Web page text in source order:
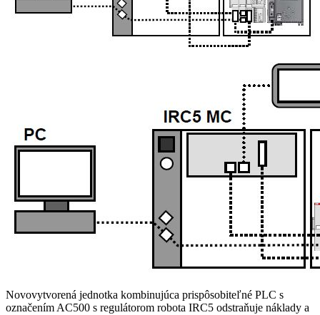
Novovytvorená jednotka kombinujúca prispôsobiteľné PLC s
označením AC500 s regulátorom robota IRC5 odstraňuje náklady a